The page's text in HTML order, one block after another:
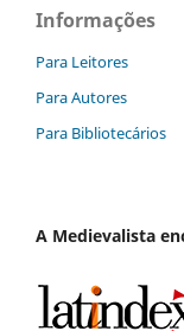
Informações
Para Leitores
Para Autores
Para Bibliotecários
A Medievalista